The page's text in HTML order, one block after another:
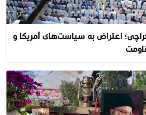
اعتراض به سیاست‌های آمریکا و